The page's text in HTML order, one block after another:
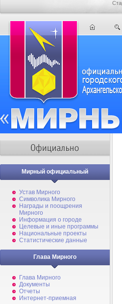
Мирный официальный
Устав Мирного
Символика Мирного
Награды и поощрения
Мирного
Информация о городе
Целевые и иные программы
Национальные проекты
Статистические данные
Глава Мирного
Глава Мирного
Документы
Отчеты
Интернет-приемная